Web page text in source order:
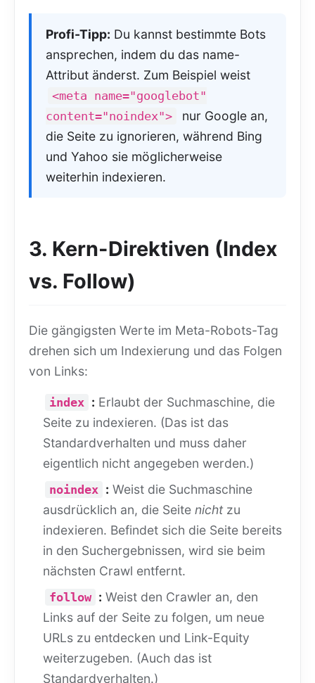
Profi-Tipp: Du kannst bestimmte Bots
ansprechen, indem du das name-
Attribut änderst. Zum Beispiel weist
<meta name="googlebot"
content="noindex">
nur Google an,
die Seite zu ignorieren, während Bing
und Yahoo sie möglicherweise
weiterhin indexieren.
3. Kern-Direktiven (Index
vs. Follow)
Die gängigsten Werte im Meta-Robots-Tag
drehen sich um Indexierung und das Folgen
von Links:
index : Erlaubt der Suchmaschine, die
Seite zu indexieren. (Das ist das
Standardverhalten und muss daher
eigentlich nicht angegeben werden.)
noindex : Weist die Suchmaschine
ausdrücklich an, die Seite nichtzu
indexieren. Befindet sich die Seite bereits
in den Suchergebnissen, wird sie beim
nächsten Crawl entfernt.
follow : Weist den Crawler an, den
Links auf der Seite zu folgen, um neue
URLs zu entdecken und Link-Equity
weiterzugeben. (Auch das ist
Standardverhalten.)